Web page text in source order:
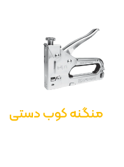
منگنه کوب دستی